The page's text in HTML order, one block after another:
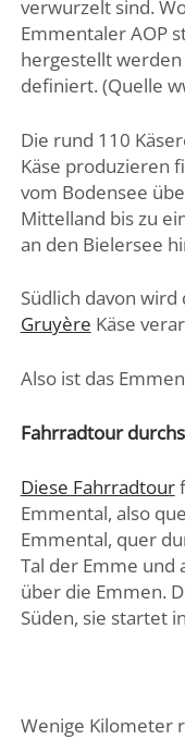
verwurzelt sind.
Emmentaler AOP
hergestellt
definiert. (Quelle
Die rund 110
Käse produzieren
vom Bodensee
Mittelland bis zu
an den Bielersee
Südlich davon
Gruyère Käse
Also ist das
Fahrradtour
Diese Fahrradtour
Emmental, also
Emmental, quer
Tal der Emme und
über die Emmen.
Süden, sie startet in
Wenige Kilometer